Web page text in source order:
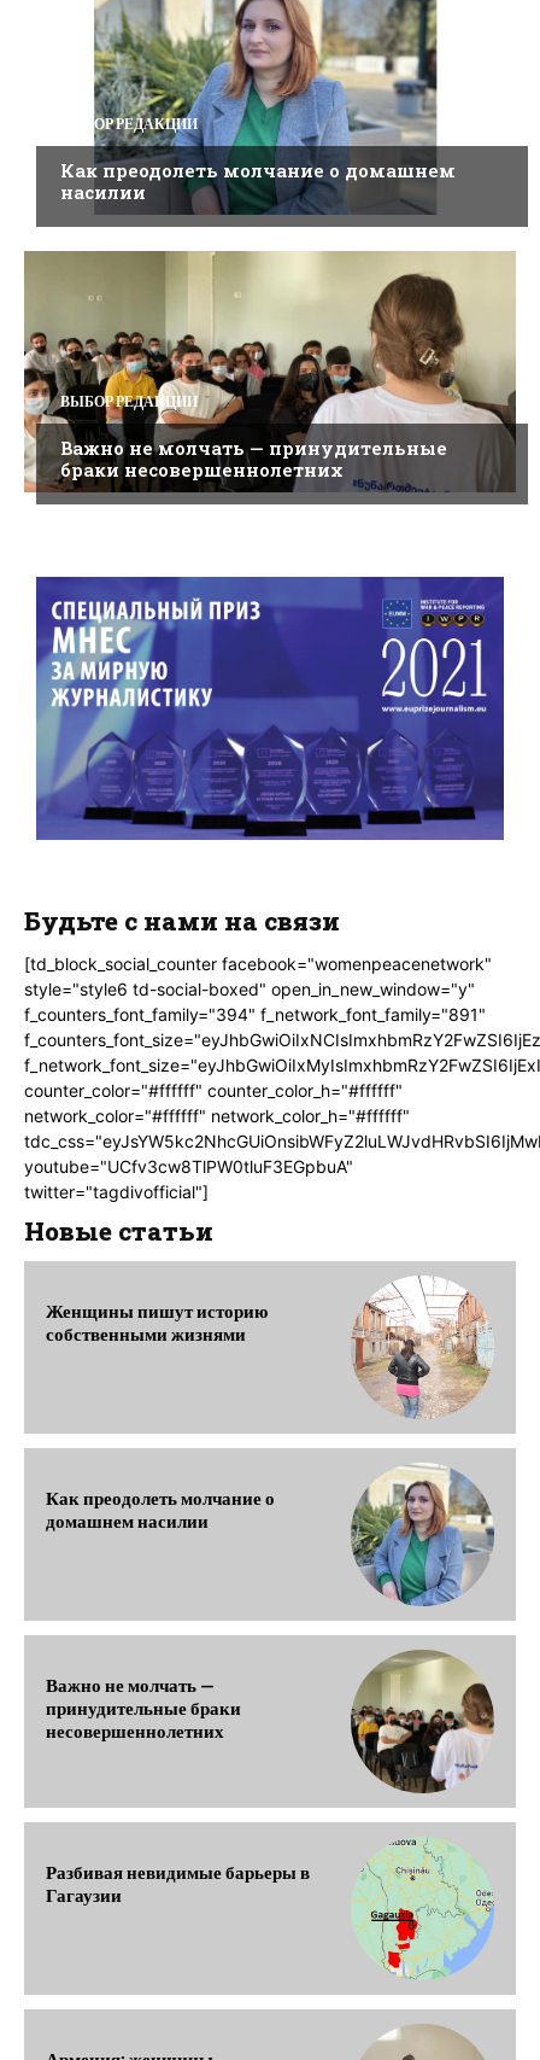
ВЫБОР РЕДАКЦИИ
Как преодолеть молчание о домашнем
насилии
ВЫБОР РЕДАКЦИИ
Важно не молчать — принудительные
браки несовершеннолетних
Будьте с нами на связи
[td_block_social_counter facebook="womenpeacenetwork"
style="style6 td-social-boxed" open_in_new_window="y"
f_counters_font_family="394" f_network_font_family="891"
counter_color="#ffffff" counter_color_h="#ffffff"
network_color="#ffffff" network_color_h="#ffffff"
youtube="UCfv3cw8TlPW0tluF3EGpbuA"
twitter="tagdivofficial"]
Новые статьи
Женщины пишут историю
собственными жизнями
Как преодолеть молчание о
домашнем насилии
Важно не молчать —
принудительные браки
несовершеннолетних
Разбивая невидимые барьеры в
Гагаузии